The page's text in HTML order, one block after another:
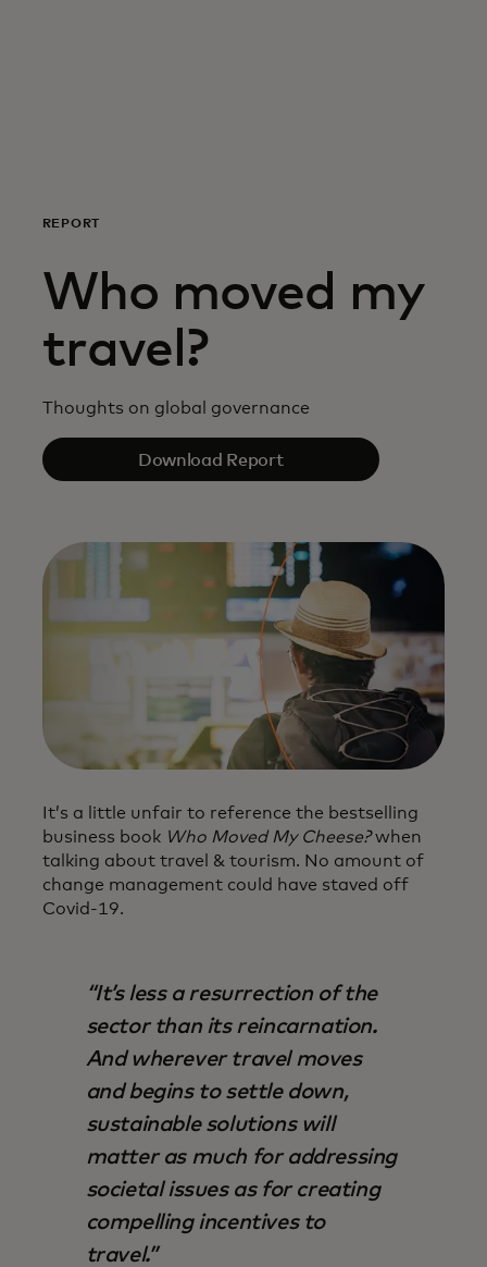
Новости и тренды
REPORT
Who moved my
travel?
Thoughts on global governance
Download Report
It’s a little unfair to reference the bestselling
business book Who Moved My Cheese?when
talking about travel & tourism. No amount of
change management could have staved off
Covid-19.
It’s less a resurrection of the
sector than its reincarnation.
And wherever travel moves
and begins to settle down,
sustainable solutions will
matter as much for addressing
societal issues as for creating
compelling incentives to
travel.